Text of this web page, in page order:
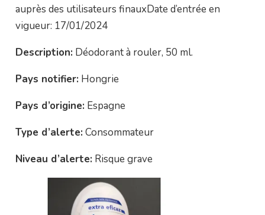
auprès des utilisateurs finauxDate d’entrée en
vigueur: 17/01/2024
Description: Déodorant à rouler, 50 ml.
Pays notifier: Hongrie
Pays d’origine: Espagne
Type d’alerte: Consommateur
Niveau d’alerte: Risque grave